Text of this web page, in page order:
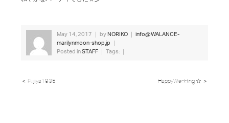
May 14, 2017 ｜ byNORIKO ｜info@WALANCE-
marilynmoon-shop.jp ｜
Posted inSTAFF ｜ Tags: ｜
＜ Fujiya1935 HappyWedding ☆ ＞